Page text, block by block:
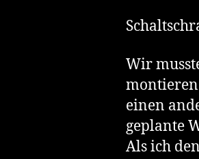
Wir
einen
geplante
Als ich